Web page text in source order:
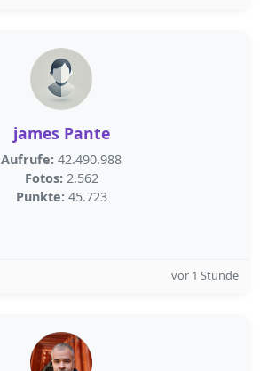
james Pante
Aufrufe: 42.490.988
Fotos: 2.562
Punkte: 45.723
vor 1 Stunde